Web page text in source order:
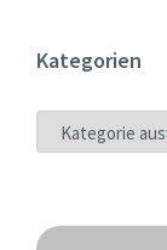
Kategorien
KATEGORIEN